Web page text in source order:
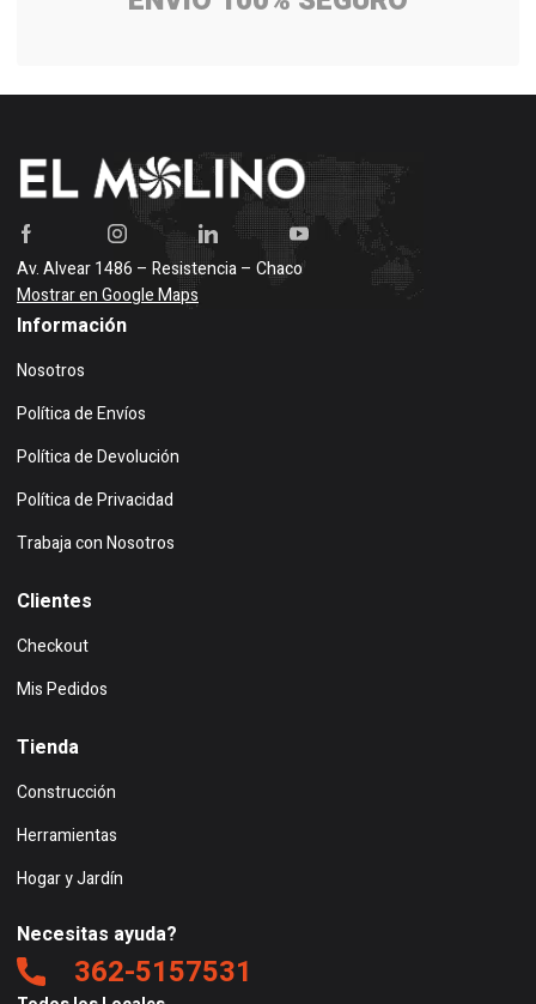
Av. Alvear 1486 – Resistencia – Chaco
Mostrar en Google Maps
Información
Nosotros
Política de Envíos
Política de Devolución
Política de Privacidad
Trabaja con Nosotros
Clientes
Checkout
Mis Pedidos
Tienda
Construcción
Herramientas
Hogar y Jardín
Necesitas ayuda?
362-5157531